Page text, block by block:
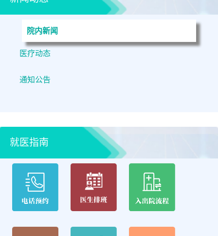
院内新闻
医疗动态
通知公告
就医指南